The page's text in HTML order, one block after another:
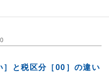
］と税区分［00］の違い